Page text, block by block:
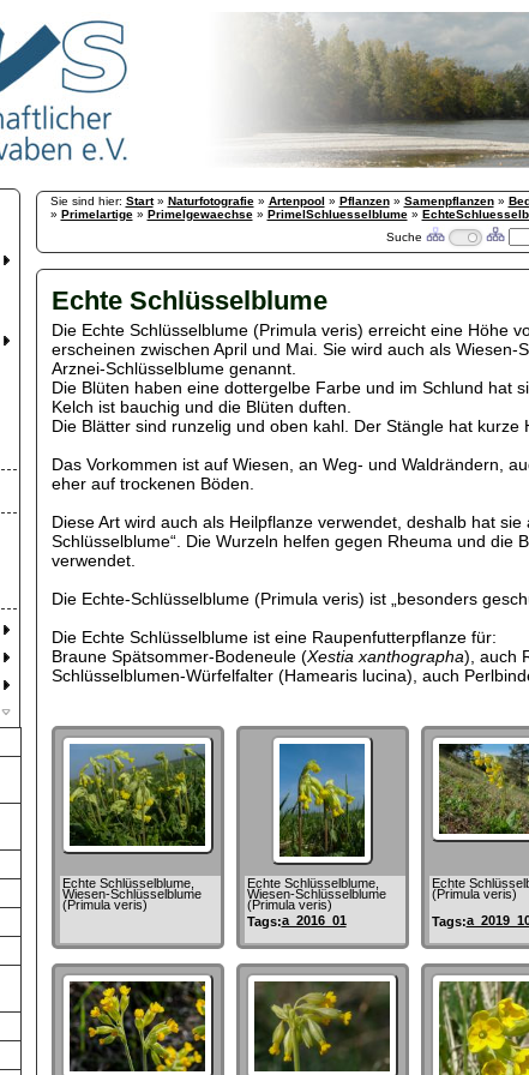
Sie sind hier: Start» Naturfotografie» Artenpool » Pflanzen» Samenpflanzen»
» Primelartige» Primelgewaechse» PrimelSchluesselblume»
Suche
Echte Schlüsselblume
Die Echte Schlüsselblume (Primula veris) erreicht eine Höhe
erscheinen zwischen April und Mai. Sie wird auch als Wiesen-
Arznei-Schlüsselblume genannt.
Die Blüten haben eine dottergelbe Farbe und im Schlund hat
Kelch ist bauchig und die Blüten duften.
Die Blätter sind runzelig und oben kahl. Der Stängle hat kurze
Das Vorkommen ist auf Wiesen, an Weg- und Waldrändern,
eher auf trockenen Böden.
Diese Art wird auch als Heilpflanze verwendet, deshalb hat sie
Schlüsselblume“. Die Wurzeln helfen gegen Rheuma und die
verwendet.
Die Echte-Schlüsselblume (Primula veris) ist „besonders
Die Echte Schlüsselblume ist eine Raupenfutterpflanze für:
Braune Spätsommer-Bodeneule (Xestia xanthographa), auch
Schlüsselblumen-Würfelfalter (Hamearis lucina), auch
Echte Schlüsselblume,
Wiesen-Schlüsselblume
(Primula veris)
Echte Schlüsselblume,
Wiesen-Schlüsselblume
(Primula veris)
Tags:a_2016_01
Echte
(Primula veris)
Tags: